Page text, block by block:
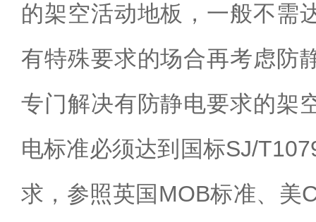
的架空活动地板，一般不需
有特殊要求的场合再考虑防
专门解决有防静电要求的架
电标准必须达到国标SJ/
求，参照英国MOB标准、美